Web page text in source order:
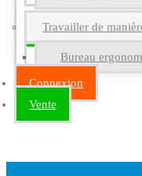
Travailler de
Bureau
Connexion
Vente